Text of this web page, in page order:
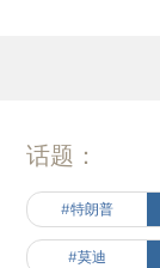
话题：
#特朗普
#莫迪